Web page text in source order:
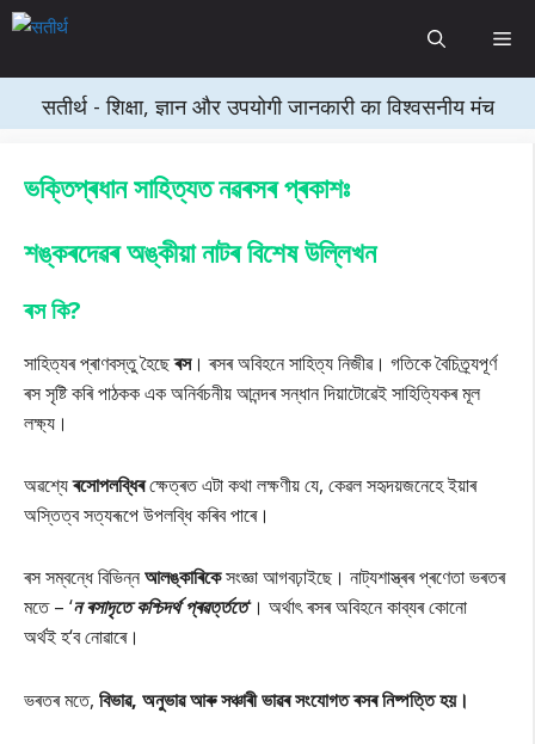
Skip
content
सतीर्थ - शिक्षा, ज्ञान और उपयोगी जानकारी का विश्वसनीय मंच
ভক্তিপ্ৰধান সাহিত্যত নৱৰসৰ প্ৰকাশঃ
শঙ্কৰদেৱৰ অঙ্কীয়া নাটৰ বিশেষ উল্লিখন
ৰস কি?
সাহিত্যৰ প্ৰাণবস্তু হৈছেৰস। ৰসৰ অবিহনে সাহিত্য নিজীৱ। গতিকে বৈচিত্ৰ্যপূৰ্ণ
ৰস সৃষ্টি কৰি পাঠকক এক অনিৰ্বচনীয় আনন্দৰ সন্ধান দিয়াটোৱেই সাহিতি্যকৰ মূল
লক্ষ্য।
অৱশ্যেৰসোপলব্ধিৰক্ষেত্ৰত এটা কথা লক্ষণীয় যে, কেৱল সহৃদয়জনেহে ইয়াৰ
অস্তিত্ব সত্যৰূপে উপলব্ধি কৰিব পাৰে।
ৰস সম্বন্ধে বিভিন্নআলঙ্কাৰিকেসংজ্ঞা আগবঢ়াইছে। নাট্যশাস্ত্ৰৰ প্ৰণেতা ভৰতৰ
মতে – ‘ন ৰসাদৃতে কশ্চিদৰ্থ প্ৰৱৰ্ত্ততে‘। অৰ্থাৎ ৰসৰ অবিহনে কাব্যৰ কোনো
অৰ্থই হ‘ব নোৱাৰে।
ভৰতৰ মতে, বিভাৱ, অনুভাৱ আৰু সঞ্চাৰী ভাৱৰ সংযোগত ৰসৰ নিষ্পত্তি হয়।